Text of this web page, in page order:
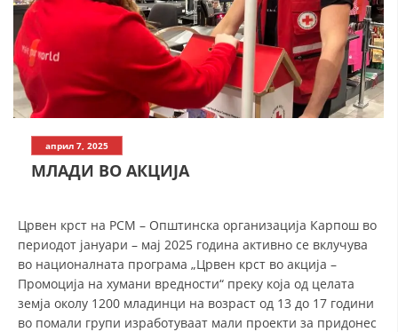
ДЕЈСТВУВАЊЕ
април 7, 2025
МЛАДИ ВО АКЦИЈА
Црвен крст на РСМ – Општинска организација Карпош во
периодот јануари – мај 2025 година активно се вклучува
во националната програма „Црвен крст во акција –
Промоција на хумани вредности“ преку која од целата
земја околу 1200 младинци на возраст од 13 до 17 години
во помали групи изработуваат мали проекти за придонес